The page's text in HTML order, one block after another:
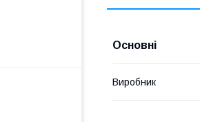
Основні
Виробник